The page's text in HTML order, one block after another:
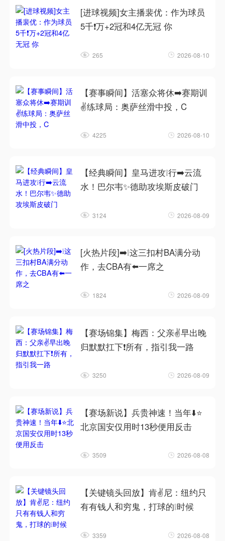
[进球视频]女主播裴优：作为球员
5千❗万+2冠和4亿无冠 你
265 2026-08-10
【赛事瞬间】活塞众将休➡️赛期训
✌️练球局：奥萨丝滑中投，C
4225 2026-08-10
【经典瞬间】皇马进攻❕行➡️云流
水！巴尔韦✨德助攻埃斯皮破门
3124 2026-08-09
[火热片段]➡️❕这三扣村BA满分动
作，去CBA有⬅️一席之
1824 2026-08-09
【赛场锦集】梅西：父亲✌️早出晚
归默默扛下❗所有，指引我一路
3250 2026-08-09
【赛场新说】兵贵神速！当年⬇️⭐
北京国安仅用时13秒便用反击
3509 2026-08-08
【关键镜头回放】肯✌️尼：纽约只
有有钱人和穷鬼，打球的❕时候
3359 2026-08-08